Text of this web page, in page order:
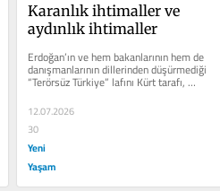
Karanlık ihtimaller ve
aydınlık ihtimaller
Erdoğan’ın ve hem bakanlarının hem de
danışmanlarının dillerinden düşürmediği
“Terörsüz Türkiye” lafını Kürt tarafı,
12.07.2026
30
Yeni
Yaşam